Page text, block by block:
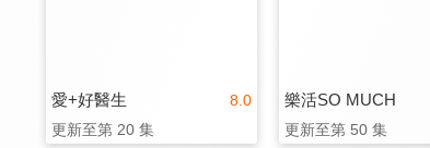
8.0
愛+好醫生
更新至第 20 集
樂活SO MUCH
更新至第 50 集